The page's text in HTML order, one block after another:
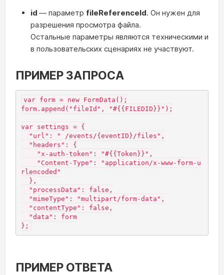
id — параметр fileReferenceId. Он нужен для
разрешения просмотра файла.
Остальные параметры являются техническими и
в пользовательских сценариях не участвуют.
ПРИМЕР ЗАПРОСА
var form = new FormData();
form.append("fileId", "#{{FILEDID}}");
var settings = {
"url": " /events/{eventID}/files",
"headers": {
"x-auth-token": "#{{Token}}",
"Content-Type": "application/x-www-form-u
rlencoded"
},
"processData": false,
"mimeType": "multipart/form-data",
"contentType": false,
"data": form
};
ПРИМЕР ОТВЕТА